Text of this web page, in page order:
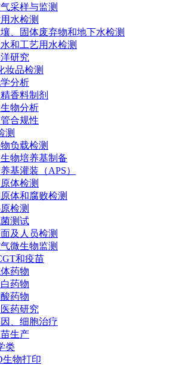
采样与监测
水检测
、固体废弃物和地下水检测
和工艺用水检测
研究
妆品检测
分析
香料制剂
物分析
合规性
测
负载检测
物培养基制备
基灌装（APS）
体检测
体和腐败检测
检测
测试
及人员检测
微生物监测
和疫苗
药物
药物
药物
药研究
、细胞治疗
生产
类
生物打印